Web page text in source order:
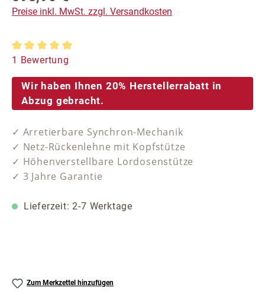
Preise inkl. MwSt. zzgl. Versandkosten
Durchschnittliche Bewertung von 5 von 5 Sternen
1 Bewertung
Wir haben Ihnen 20% Herstellerrabatt in
Abzug gebracht.
✓ Arretierbare Synchron-Mechanik
✓ Netz-Rückenlehne mit Kopfstütze
✓ Höhenverstellbare Lordosenstütze
✓ 3 Jahre Garantie
Lieferzeit: 2-7 Werktage
Zum Merkzettel hinzufügen